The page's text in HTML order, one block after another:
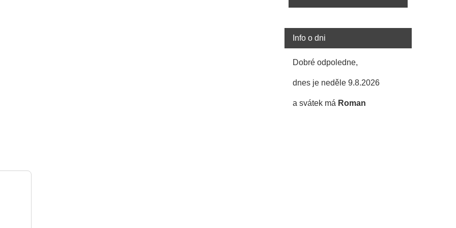
Info o dni
Dobré odpoledne,
dnes je neděle 9.8.2026
a svátek má Roman